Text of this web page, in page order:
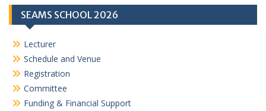
SEAMS SCHOOL 2026
Lecturer
Schedule and Venue
Registration
Committee
Funding & Financial Support